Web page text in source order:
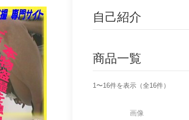
自己紹介
商品一覧
1〜16件を表示（全16件）
画像